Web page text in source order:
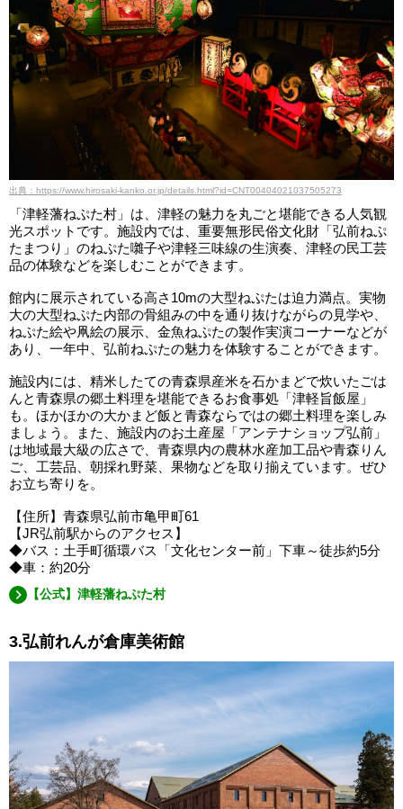
出典：https://www.hirosaki-kanko.or.jp/details.html?id=CNT00404021037505273
「津軽藩ねぷた村」は、津軽の魅力を丸ごと堪能できる人気観
光スポットです。施設内では、重要無形民俗文化財「弘前ねぷ
たまつり」のねぷた囃子や津軽三味線の生演奏、津軽の民工芸
品の体験などを楽しむことができます。
館内に展示されている高さ10mの大型ねぷたは迫力満点。実物
大の大型ねぷた内部の骨組みの中を通り抜けながらの見学や、
ねぷた絵や凧絵の展示、金魚ねぷたの製作実演コーナーなどが
あり、一年中、弘前ねぷたの魅力を体験することができます。
施設内には、精米したての青森県産米を石かまどで炊いたごは
んと青森県の郷土料理を堪能できるお食事処「津軽旨飯屋」
も。ほかほかの大かまど飯と青森ならではの郷土料理を楽しみ
ましょう。また、施設内のお土産屋「アンテナショップ弘前」
は地域最大級の広さで、青森県内の農林水産加工品や青森りん
ご、工芸品、朝採れ野菜、果物などを取り揃えています。ぜひ
お立ち寄りを。
【住所】青森県弘前市亀甲町61
【JR弘前駅からのアクセス】
◆バス：土手町循環バス「文化センター前」下車～徒歩約5分
◆車：約20分
【公式】津軽藩ねぷた村
3.弘前れんが倉庫美術館